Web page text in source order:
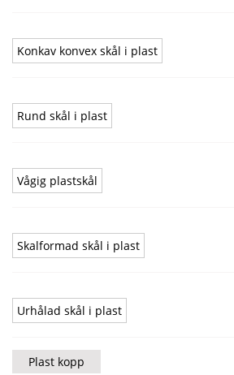
Konkav konvex skål i plast
Rund skål i plast
Vågig plastskål
Skalformad skål i plast
Urhålad skål i plast
Plast kopp